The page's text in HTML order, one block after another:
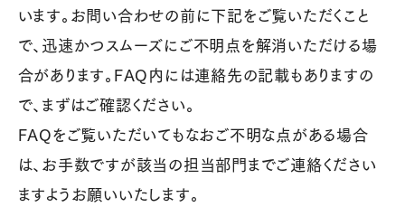
います。お問い合わせの前に下記をご覧いただくこと
で、迅速かつスムーズにご不明点を解消いただける場
合があります。FAQ内には連絡先の記載もありますの
で、まずはご確認ください。
FAQをご覧いただいてもなおご不明な点がある場合
は、お手数ですが該当の担当部門までご連絡ください
ますようお願いいたします。